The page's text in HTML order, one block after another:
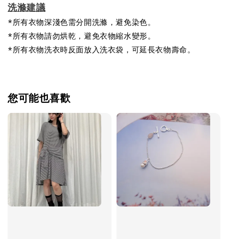
洗滌建議
*所有衣物深淺色需分開洗滌，避免染色。
*所有衣物請勿烘乾，避免衣物縮水變形。
*所有衣物洗衣時反面放入洗衣袋，可延長衣物壽命。
您可能也喜歡